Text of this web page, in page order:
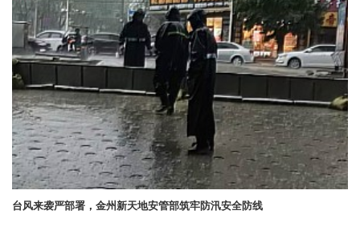
台风来袭严部署，金州新天地安管部筑牢防汛安全防线